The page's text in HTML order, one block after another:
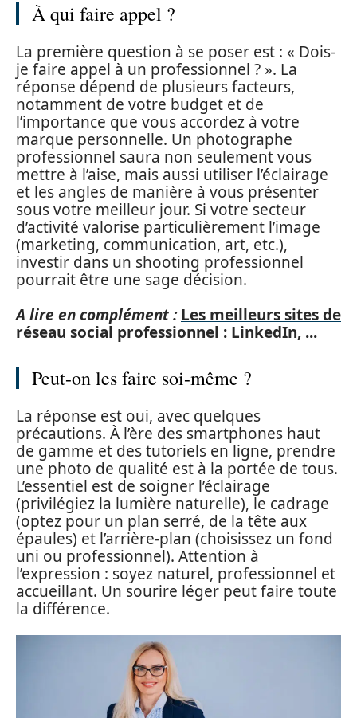
À qui faire appel ?
La première question à se poser est : « Dois-
je faire appel à un professionnel ? ». La
réponse dépend de plusieurs facteurs,
notamment de votre budget et de
l’importance que vous accordez à votre
marque personnelle. Un photographe
professionnel saura non seulement vous
mettre à l’aise, mais aussi utiliser l’éclairage
et les angles de manière à vous présenter
sous votre meilleur jour. Si votre secteur
d’activité valorise particulièrement l’image
(marketing, communication, art, etc.),
investir dans un shooting professionnel
pourrait être une sage décision.
A lire en complément : Les meilleurs sites de
réseau social professionnel : LinkedIn, ...
Peut-on les faire soi-même ?
La réponse est oui, avec quelques
précautions. À l’ère des smartphones haut
de gamme et des tutoriels en ligne, prendre
une photo de qualité est à la portée de tous.
L’essentiel est de soigner l’éclairage
(privilégiez la lumière naturelle), le cadrage
(optez pour un plan serré, de la tête aux
épaules) et l’arrière-plan (choisissez un fond
uni ou professionnel). Attention à
l’expression : soyez naturel, professionnel et
accueillant. Un sourire léger peut faire toute
la différence.